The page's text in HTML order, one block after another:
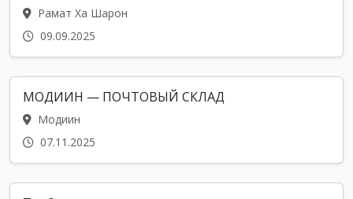
Рамат Ха Шарон
09.09.2025
МОДИИН — ПОЧТОВЫЙ СКЛАД
Модиин
07.11.2025